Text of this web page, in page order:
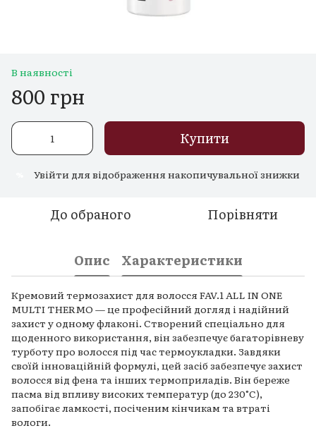
В наявності
800 грн
Купити
Увійти для відображення накопичувальної знижки
До обраного Порівняти
Опис Характеристики
Кремовий термозахист для волосся FAV.1 ALL IN ONE
MULTI THERMO — це професійний догляд і надійний
захист у одному флаконі. Створений спеціально для
щоденного використання, він забезпечує багаторівневу
турботу про волосся під час термоукладки. Завдяки
своїй інноваційній формулі, цей засіб забезпечує захист
волосся від фена та інших термоприладів. Він береже
пасма від впливу високих температур (до 230°C),
запобігає ламкості, посіченим кінчикам та втраті
вологи.